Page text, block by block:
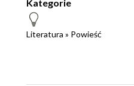
Kategorie
Literatura » Powieść